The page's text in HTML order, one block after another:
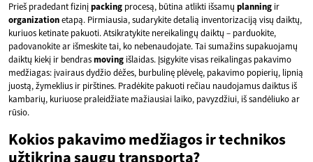
Prieš pradedant fizinįpacking procesą, būtina atlikti išsamų planning ir
organizationetapą. Pirmiausia, sudarykite detalią inventorizaciją visų daiktų,
kuriuos ketinate pakuoti. Atsikratykite nereikalingų daiktų – parduokite,
padovanokite ar išmeskite tai, ko nebenaudojate. Tai sumažins supakuojamų
daiktų kiekį ir bendrasmoving išlaidas. Įsigykite visas reikalingas pakavimo
medžiagas: įvairaus dydžio dėžes, burbulinę plėvelę, pakavimo popierių, lipnią
juostą, žymeklius ir pirštines. Pradėkite pakuoti rečiau naudojamus daiktus iš
kambarių, kuriuose praleidžiate mažiausiai laiko, pavyzdžiui, iš sandėliuko ar
rūsio.
Kokios pakavimo medžiagos ir technikos
užtikrina saugų transportą?